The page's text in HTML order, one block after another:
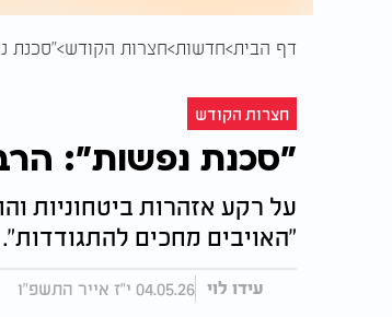
דף הבית חדשות חצרות הקודש "סכנת
חצרות הקודש
"סכנת נפשות": הרב
על רקע אזהרות ביטחוניות
"האויבים מחכים
עידו לוי 04.05.26 י"ז אייר התשפ"ו